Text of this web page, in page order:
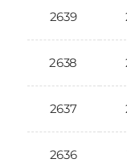
2639
2638
2637
2636